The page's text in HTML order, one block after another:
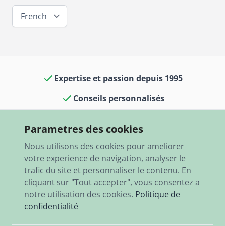
French
Expertise et passion depuis 1995
Conseils personnalisés
boutique et notre musée
13 000 articles en stock
Expédition rapide dans le monde entier
Parametres des cookies
Nous utilisons des cookies pour ameliorer
votre experience de navigation, analyser le
trafic du site et personnaliser le contenu. En
cliquant sur "Tout accepter", vous consentez a
notre utilisation des cookies. Politique de
confidentialité